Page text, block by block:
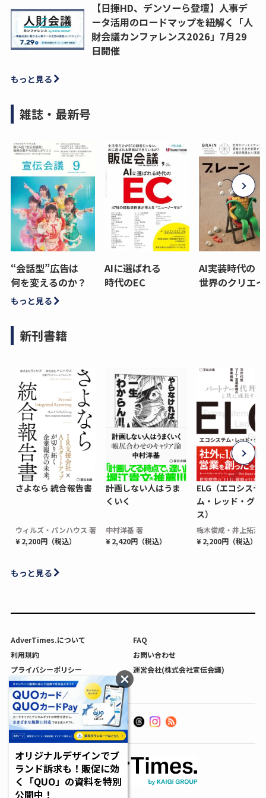
【日揮HD、デンソーら登壇】人事デ
ータ活用のロードマップを紐解く「人
財会議カンファレンス2026」7月29
日開催
もっと見る
雑誌・最新号
“会話型”広告は
何を変えるのか？
AIに選ばれる
時代のEC
AI実装時代の
世界のクリエ
もっと見る
新刊書籍
さよなら 統合報告書
ウィルズ・パンハウス 著
¥ 2,200円（税込）
計画しない人はうま
くいく
中村洋基 著
¥ 2,420円（税込）
ELG（エコシステ
ム・レッド・グロ
ス）
梅木俊成・井上拓海
¥ 2,200円（税込）
もっと見る
AdverTimes.について
FAQ
利用規約
お問い合わせ
プライバシーポリシー
運営会社(株式会社宣伝会議)
利用者情報の外部送信について
オリジナルデザインでブ
ランド訴求も！販促に効
く「QUO」の資料を特別
公開中！